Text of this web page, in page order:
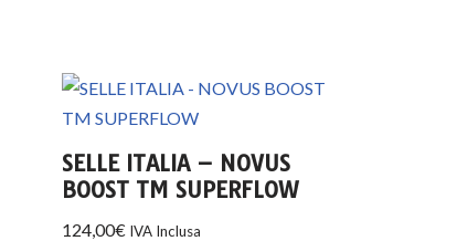
SELLE ITALIA – NOVUS
BOOST TM SUPERFLOW
124,00€ IVA Inclusa